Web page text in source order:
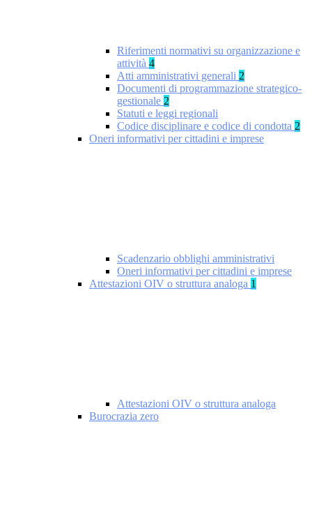
Riferimenti normativi su organizzazione e
attività 4
Atti amministrativi generali 2
Documenti di programmazione strategico-
gestionale 2
Statuti e leggi regionali
Codice disciplinare e codice di condotta 2
Oneri informativi per cittadini e imprese
Scadenzario obblighi amministrativi
Oneri informativi per cittadini e imprese
Attestazioni OIV o struttura analoga 1
Attestazioni OIV o struttura analoga
Burocrazia zero